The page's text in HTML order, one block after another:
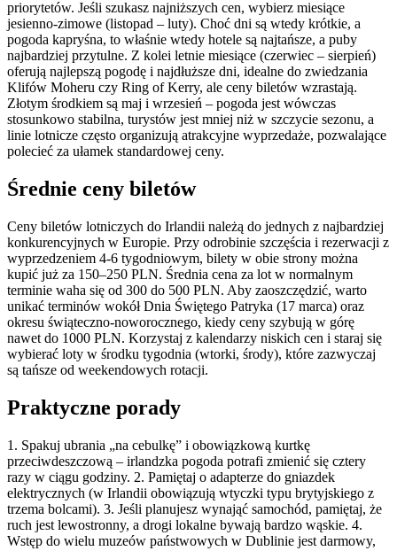
priorytetów. Jeśli szukasz najniższych cen, wybierz miesiące
jesienno-zimowe (listopad – luty). Choć dni są wtedy krótkie, a
pogoda kapryśna, to właśnie wtedy hotele są najtańsze, a puby
najbardziej przytulne. Z kolei letnie miesiące (czerwiec – sierpień)
oferują najlepszą pogodę i najdłuższe dni, idealne do zwiedzania
Klifów Moheru czy Ring of Kerry, ale ceny biletów wzrastają.
Złotym środkiem są maj i wrzesień – pogoda jest wówczas
stosunkowo stabilna, turystów jest mniej niż w szczycie sezonu, a
linie lotnicze często organizują atrakcyjne wyprzedaże, pozwalające
polecieć za ułamek standardowej ceny.
Średnie ceny biletów
Ceny biletów lotniczych do Irlandii należą do jednych z najbardziej
konkurencyjnych w Europie. Przy odrobinie szczęścia i rezerwacji z
wyprzedzeniem 4-6 tygodniowym, bilety w obie strony można
kupić już za 150–250 PLN. Średnia cena za lot w normalnym
terminie waha się od 300 do 500 PLN. Aby zaoszczędzić, warto
unikać terminów wokół Dnia Świętego Patryka (17 marca) oraz
okresu świąteczno-noworocznego, kiedy ceny szybują w górę
nawet do 1000 PLN. Korzystaj z kalendarzy niskich cen i staraj się
wybierać loty w środku tygodnia (wtorki, środy), które zazwyczaj
są tańsze od weekendowych rotacji.
Praktyczne porady
1. Spakuj ubrania „na cebulkę” i obowiązkową kurtkę
przeciwdeszczową – irlandzka pogoda potrafi zmienić się cztery
razy w ciągu godziny. 2. Pamiętaj o adapterze do gniazdek
elektrycznych (w Irlandii obowiązują wtyczki typu brytyjskiego z
trzema bolcami). 3. Jeśli planujesz wynająć samochód, pamiętaj, że
ruch jest lewostronny, a drogi lokalne bywają bardzo wąskie. 4.
Wstęp do wielu muzeów państwowych w Dublinie jest darmowy,